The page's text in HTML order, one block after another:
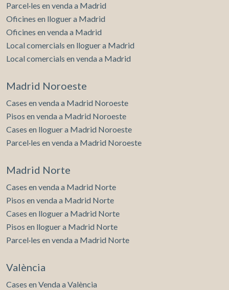
Parcel·les en venda a Madrid
Oficines en lloguer a Madrid
Oficines en venda a Madrid
Local comercials en lloguer a Madrid
Local comercials en venda a Madrid
Madrid Noroeste
Cases en venda a Madrid Noroeste
Pisos en venda a Madrid Noroeste
Cases en lloguer a Madrid Noroeste
Parcel·les en venda a Madrid Noroeste
Madrid Norte
Cases en venda a Madrid Norte
Pisos en venda a Madrid Norte
Cases en lloguer a Madrid Norte
Pisos en lloguer a Madrid Norte
Parcel·les en venda a Madrid Norte
València
Cases en Venda a València